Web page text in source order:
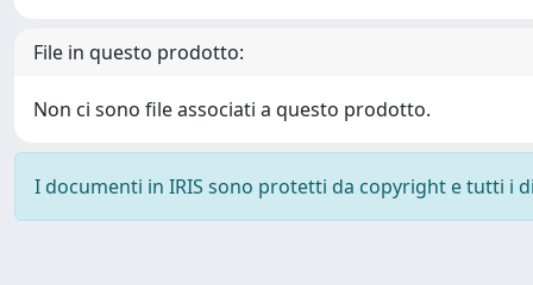
File in questo prodotto:
Non ci sono file associati a questo prodotto.
I documenti in IRIS sono protetti da copyright e tutti i